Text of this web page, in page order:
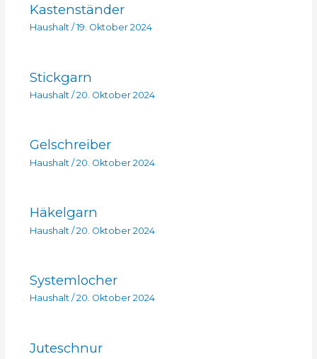
Kastenständer
Haushalt/ 19. Oktober 2024
Stickgarn
Haushalt/ 20. Oktober 2024
Gelschreiber
Haushalt / 20. Oktober 2024
Häkelgarn
Haushalt /20. Oktober 2024
Systemlocher
Haushalt/ 20. Oktober 2024
Juteschnur